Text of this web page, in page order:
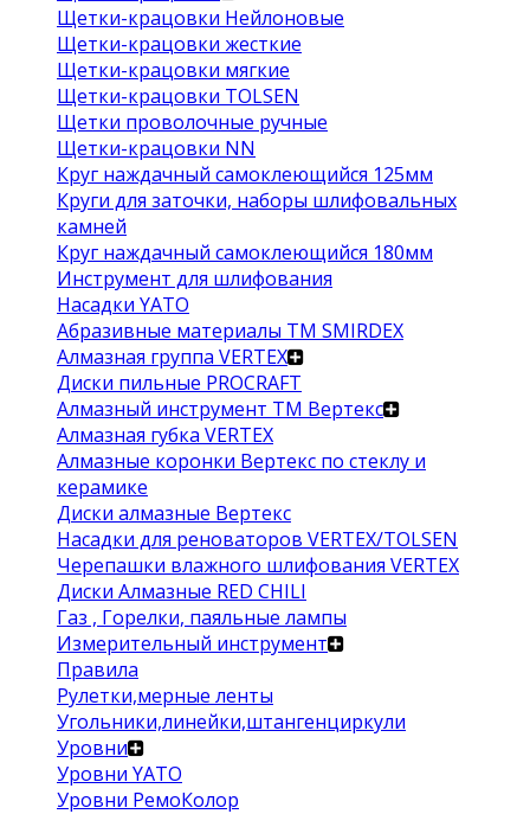
Щетки-крацовки Нейлоновые
Щетки-крацовки жесткие
Щетки-крацовки мягкие
Щетки-крацовки TOLSEN
Щетки проволочные ручные
Щетки-крацовки NN
Круг наждачный самоклеющийся 125мм
Круги для заточки, наборы шлифовальных
камней
Круг наждачный самоклеющийся 180мм
Инструмент для шлифования
Насадки YATO
Абразивные материалы ТМ SMIRDEX
Алмазная группа VERTEX
Диски пильные PROCRAFT
Алмазный инструмент ТМ Вертекс
Алмазная губка VERTEX
Алмазные коронки Вертекс по стеклу и
керамике
Диски алмазные Вертекс
Насадки для реноваторов VERTEX/TOLSEN
Черепашки влажного шлифования VERTEX
Диски Алмазные RED CHILI
Газ , Горелки, паяльные лампы
Измерительный инструмент
Правила
Рулетки,мерные ленты
Угольники,линейки,штангенциркули
Уровни
Уровни YATO
Уровни РемоКолор